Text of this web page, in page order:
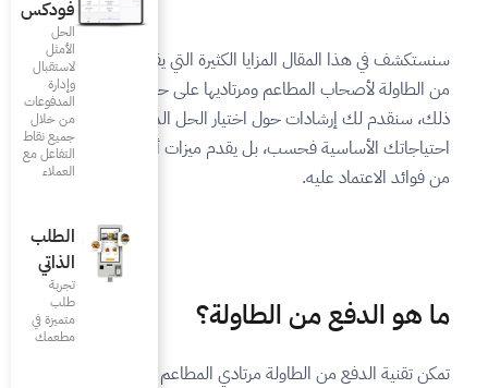
الأمثل
لاستقبال
وإدارة
المدفوعات
من خلال
جميع نقاط
التفاعل مع
العملاء
متميزة في
التي يقدمها حل الدفع
على حد سواء. علاوة على
الحل الذي لا يلبي
ميزات أخرى إضافية تزيد
المطاعم من دفع فواتيرهم